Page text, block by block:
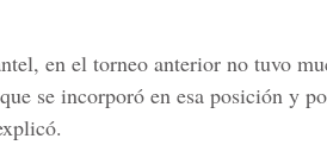
en el torneo anterior no tuvo
se incorporó en esa posición y